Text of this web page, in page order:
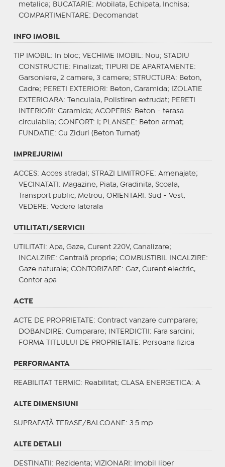
metalica; BUCATARIE : Mobilata, Echipata, Inchisa;
COMPARTIMENTARE : Decomandat
INFO IMOBIL
TIP IMOBIL : In bloc; VECHIME IMOBIL : Nou; STADIU
CONSTRUCTIE : Finalizat; TIPURI DE APARTAMENTE :
Garsoniere, 2 camere, 3 camere; STRUCTURA: Beton,
Cadre; PERETI EXTERIORI : Beton, Caramida;
IZOLATIE
EXTERIOARA: Tencuiala, Polistiren extrudat; PERETI
INTERIORI : Caramida; ACOPERIS: Beton - terasa
circulabila; CONFORT : I; PLANSEE : Beton armat;
FUNDATIE : Cu Ziduri (Beton Turnat)
IMPREJURIMI
ACCES: Acces stradal; STRAZI LIMITROFE : Amenajate;
VECINATATI : Magazine, Piata, Gradinita, Scoala,
Transport public, Metrou; ORIENTARI : Sud - Vest;
VEDERE : Vedere laterala
UTILITATI/SERVICII
UTILITATI : Apa, Gaze, Curent 220V, Canalizare;
INCALZIRE : Centrală proprie; COMBUSTIBIL INCALZIRE :
Gaze naturale; CONTORIZARE : Gaz, Curent electric,
Contor apa
ACTE
ACTE DE PROPRIETATE : Contract vanzare cumparare;
DOBANDIRE : Cumparare; INTERDICTII : Fara sarcini;
FORMA TITLULUI DE PROPRIETATE : Persoana fizica
PERFORMANTA
REABILITAT TERMIC: Reabilitat; CLASA ENERGETICA: A
ALTE DIMENSIUNI
SUPRAFAȚĂ TERASE/BALCOANE: 3.5 mp
ALTE DETALII
DESTINATII : Rezidenta; VIZIONARI : Imobil liber